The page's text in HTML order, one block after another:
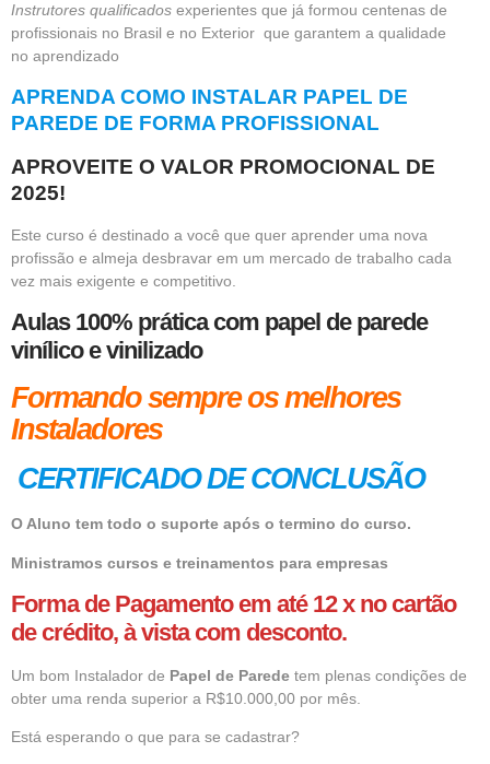
Instrutores qualificados experientes que já formou centenas de
profissionais no Brasil e no Exterior que garantem a qualidade
no aprendizado
APRENDA COMO INSTALAR PAPEL DE
PAREDE DE FORMA PROFISSIONAL
APROVEITE O VALOR PROMOCIONAL DE
2025!
Este curso é destinado a você que quer aprender uma nova
profissão e almeja desbravar em um mercado de trabalho cada
vez mais exigente e competitivo.
Aulas 100% prática com papel de parede
vinílico e vinilizado
Formando sempre os melhores
Instaladores
CERTIFICADO DE CONCLUSÃO
O Aluno tem todo o suporte após o termino do curso.
Ministramos cursos e treinamentos para empresas
Forma de Pagamento em até 12 x no cartão
de crédito, à vista com desconto.
Um bom Instalador de Papel de Parede tem plenas condições de
obter uma renda superior a R$10.000,00 por mês.
Está esperando o que para se cadastrar?